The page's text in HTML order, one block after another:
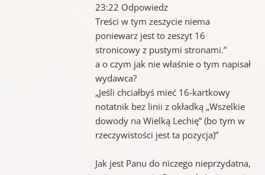
23:22 Odpowiedz
Treści w tym zeszycie niema
poniewarz jest to zeszyt 16
stronicowy z pustymi stronami.”
a o czym jak nie właśnie o tym napisał
wydawca?
„Jeśli chciałbyś mieć 16-kartkowy
notatnik bez linii z okładką „Wszelkie
dowody na Wielką Lechię” (bo tym w
rzeczywistości jest ta pozycja)”
Jak jest Panu do niczego nieprzydatna,